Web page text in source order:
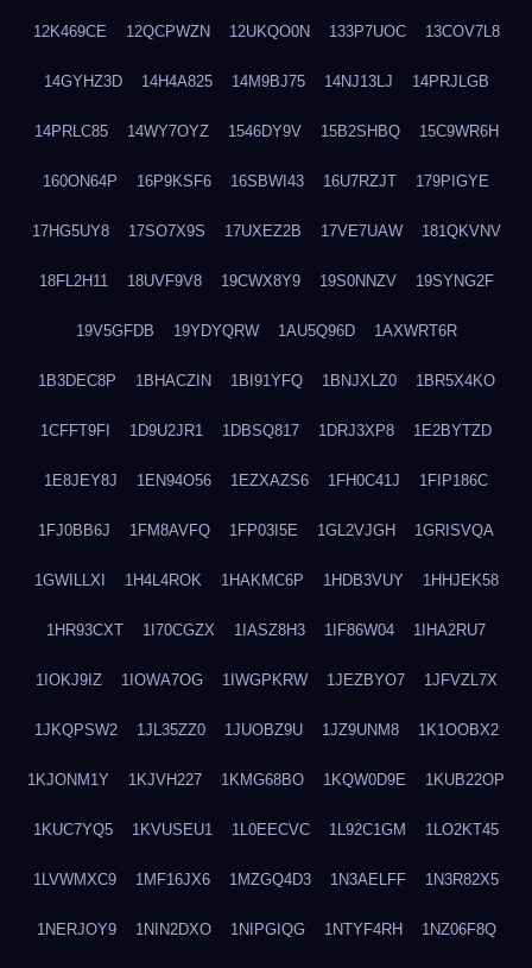
12K469CE 12QCPWZN 12UKQO0N 133P7UOC 13COV7L8
14GYHZ3D 14H4A825 14M9BJ75 14NJ13LJ 14PRJLGB
14PRLC85 14WY7OYZ 1546DY9V 15B2SHBQ 15C9WR6H
160ON64P 16P9KSF6 16SBWI43 16U7RZJT 179PIGYE
17HG5UY8 17SO7X9S 17UXEZ2B 17VE7UAW 181QKVNV
18FL2H11 18UVF9V8 19CWX8Y9 19S0NNZV 19SYNG2F
19V5GFDB 19YDYQRW 1AU5Q96D 1AXWRT6R
1B3DEC8P 1BHACZIN 1BI91YFQ 1BNJXLZ0 1BR5X4KO
1CFFT9FI 1D9U2JR1 1DBSQ817 1DRJ3XP8 1E2BYTZD
1E8JEY8J 1EN94O56 1EZXAZS6 1FH0C41J 1FIP186C
1FJ0BB6J 1FM8AVFQ 1FP03I5E 1GL2VJGH 1GRISVQA
1GWILLXI 1H4L4ROK 1HAKMC6P 1HDB3VUY 1HHJEK58
1HR93CXT 1I70CGZX 1IASZ8H3 1IF86W04 1IHA2RU7
1IOKJ9IZ 1IOWA7OG 1IWGPKRW 1JEZBYO7 1JFVZL7X
1JKQPSW2 1JL35ZZ0 1JUOBZ9U 1JZ9UNM8 1K1OOBX2
1KJONM1Y 1KJVH227 1KMG68BO 1KQW0D9E 1KUB22OP
1KUC7YQ5 1KVUSEU1 1L0EECVC 1L92C1GM 1LO2KT45
1LVWMXC9 1MF16JX6 1MZGQ4D3 1N3AELFF 1N3R82X5
1NERJOY9 1NIN2DXO 1NIPGIQG 1NTYF4RH 1NZ06F8Q